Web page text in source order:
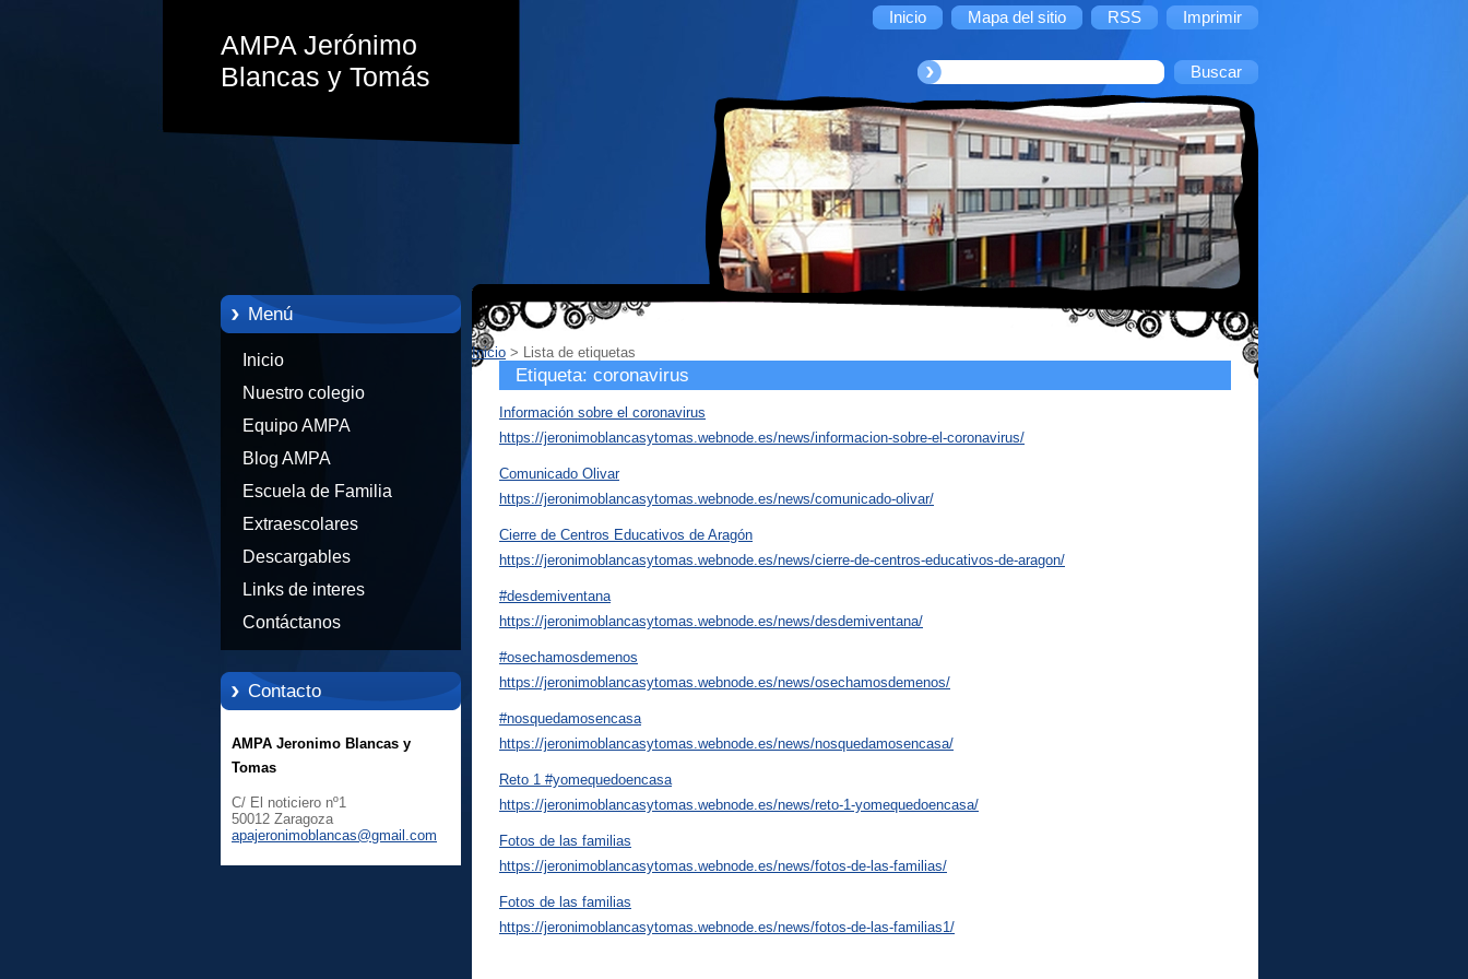
Inicio Mapa del sitio RSS Imprimir
AMPA Jerónimo
Blancas y Tomás
Menú
Inicio
Nuestro colegio
Equipo AMPA
Blog AMPA
Escuela de Familia
Extraescolares
Descargables
Links de interes
Contáctanos
Contacto
AMPA Jeronimo Blancas y
Tomas
C/ El noticiero nº1
50012 Zaragoza
apajeronimoblancas@gmail .com
Inicio > Lista de etiquetas
Etiqueta: coronavirus
Información sobre el coronavirus
https://jeronimoblancasytomas.webnode.es/news/informacion-sobre-el-coronavirus/
Comunicado Olivar
https://jeronimoblancasytomas.webnode.es/news/comunicado-olivar/
Cierre de Centros Educativos de Aragón
https://jeronimoblancasytomas.webnode.es/news/cierre-de-centros-educativos-de-aragon/
#desdemiventana
https://jeronimoblancasytomas.webnode.es/news/desdemiventana/
#osechamosdemenos
https://jeronimoblancasytomas.webnode.es/news/osechamosdemenos/
#nosquedamosencasa
https://jeronimoblancasytomas.webnode.es/news/nosquedamosencasa/
Reto 1 #yomequedoencasa
https://jeronimoblancasytomas.webnode.es/news/reto-1-yomequedoencasa/
Fotos de las familias
https://jeronimoblancasytomas.webnode.es/news/fotos-de-las-familias/
Fotos de las familias
https://jeronimoblancasytomas.webnode.es/news/fotos-de-las-familias1/